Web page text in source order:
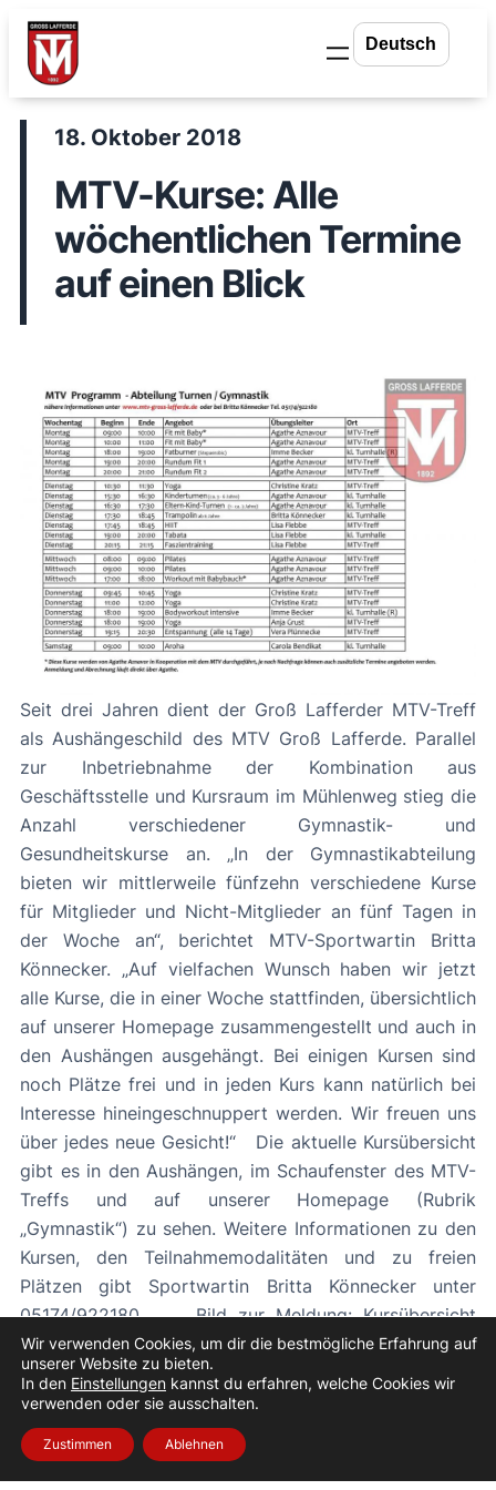
Zum
Inhalt
springen
18. Oktober 2018
MTV-Kurse: Alle
wöchentlichen Termine
auf einen Blick
Seit drei Jahren dient der Groß Lafferder MTV-Treff
als Aushängeschild des MTV Groß Lafferde. Parallel
zur Inbetriebnahme der Kombination aus
Geschäftsstelle und Kursraum im Mühlenweg stieg die
Anzahl verschiedener Gymnastik- und
Gesundheitskurse an. „In der Gymnastikabteilung
bieten wir mittlerweile fünfzehn verschiedene Kurse
für Mitglieder und Nicht-Mitglieder an fünf Tagen in
der Woche an“, berichtet MTV-Sportwartin Britta
Könnecker. „Auf vielfachen Wunsch haben wir jetzt
alle Kurse, die in einer Woche stattfinden, übersichtlich
auf unserer Homepage zusammengestellt und auch in
den Aushängen ausgehängt. Bei einigen Kursen sind
noch Plätze frei und in jeden Kurs kann natürlich bei
Interesse hineingeschnuppert werden. Wir freuen uns
über jedes neue Gesicht!“ Die aktuelle Kursübersicht
gibt es in den Aushängen, im Schaufenster des MTV-
Treffs und auf unserer Homepage (Rubrik
„Gymnastik“) zu sehen. Weitere Informationen zu den
Kursen, den Teilnahmemodalitäten und zu freien
Plätzen gibt Sportwartin Britta Könnecker unter
05174/922180. Bild zur Meldung: Kursübersicht
(Herbst 2018)
« Vorheriger Beitrag Nächster Beitrag
Wir verwenden Cookies, um dir die bestmögliche Erfahrung auf
unserer Website zu bieten.
In den Einstellungen kannst du erfahren, welche Cookies wir
verwenden oder sie ausschalten.
Zustimmen Ablehnen